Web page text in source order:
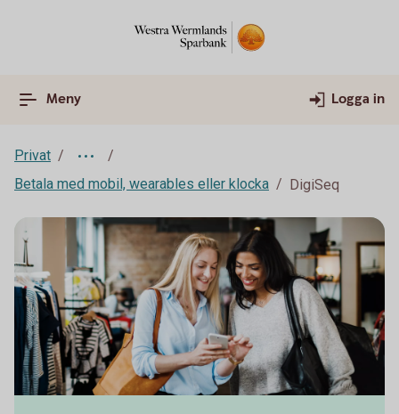
Meny Logga in
Privat
Betala med mobil, wearables eller klocka
DigiSeq